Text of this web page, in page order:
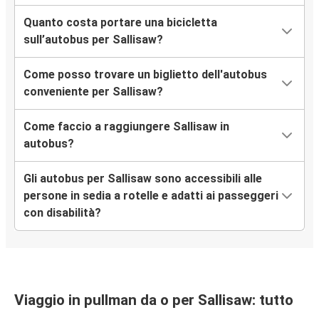
Quanto costa portare una bicicletta
sull’autobus per Sallisaw?
Come posso trovare un biglietto dell'autobus
conveniente per Sallisaw?
Come faccio a raggiungere Sallisaw in
autobus?
Gli autobus per Sallisaw sono accessibili alle
persone in sedia a rotelle e adatti ai passeggeri
con disabilità?
Viaggio in pullman da o per Sallisaw: tutto